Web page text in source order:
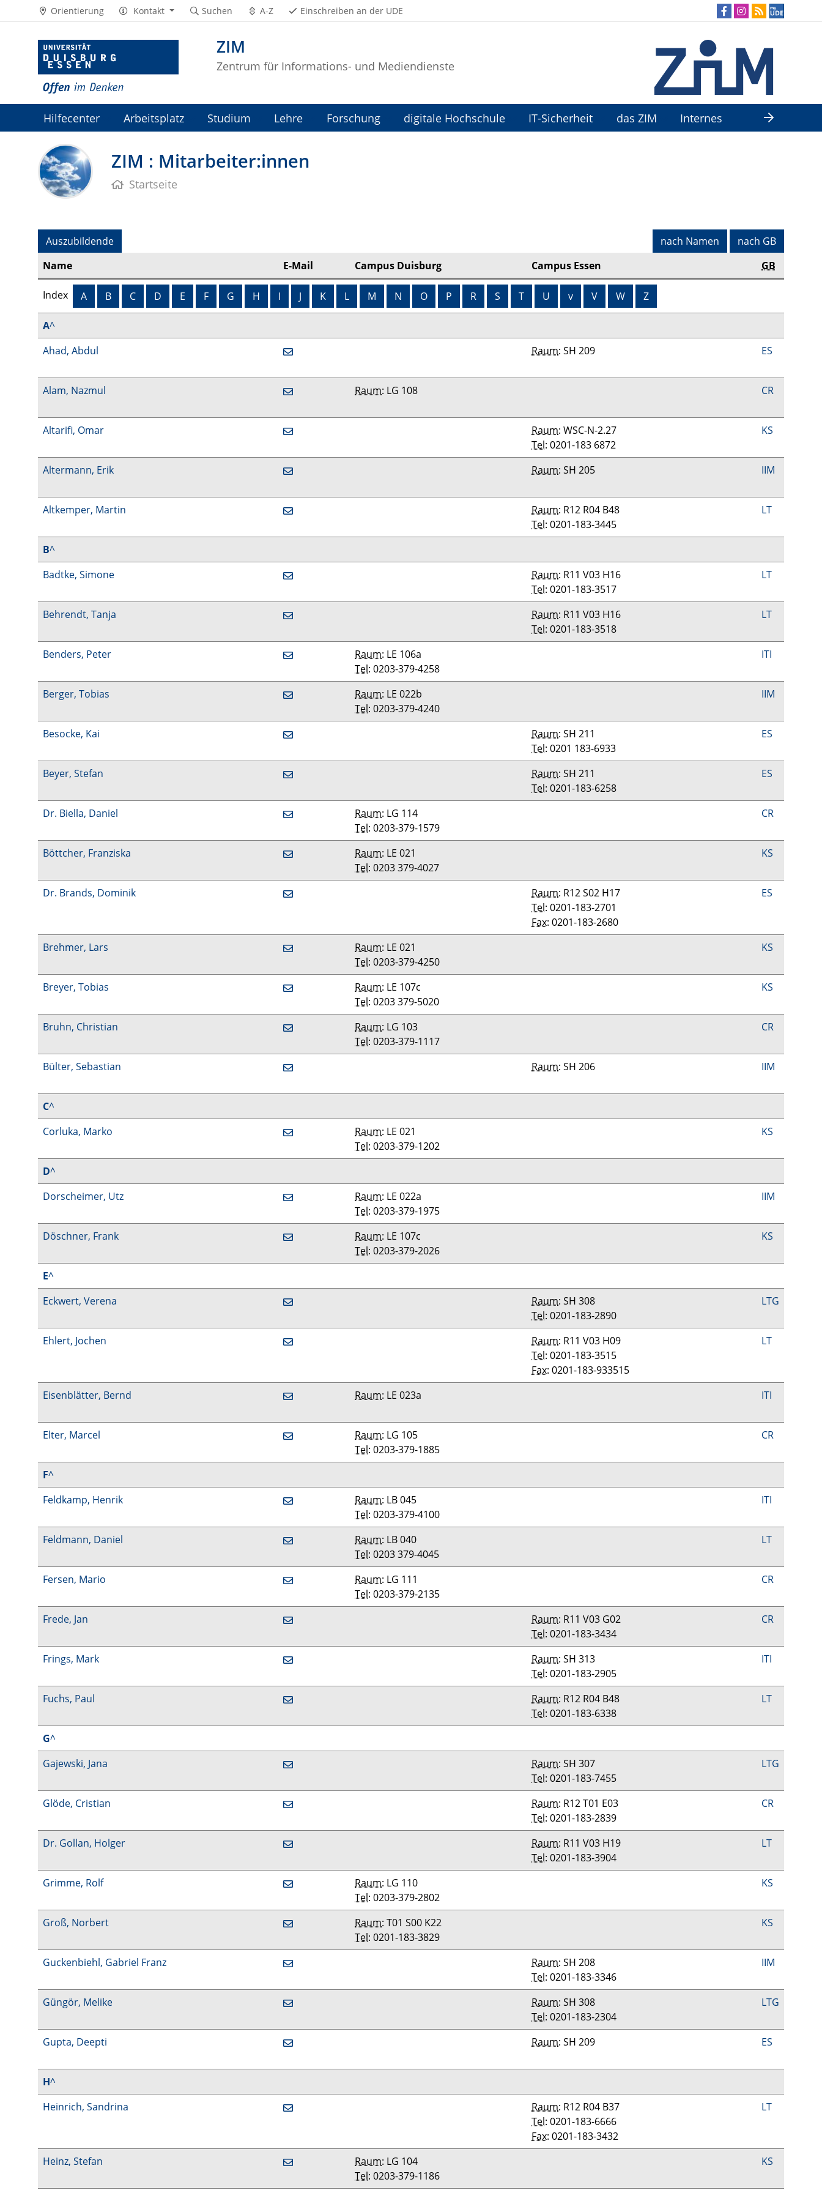
ZIM
Zentrum für Informations- und Mediendienste
Orientierung Kontakt Suchen A-Z Einschreiben an der UDE
Hilfecenter Arbeitsplatz Studium Lehre Forschung digitale Hochschule IT-Sicherheit das ZIM
Internes
ZIM-Intranet
ZIM : Mitarbeiter:innen
Startseite
Auszubildende nach Namen
nach GB
Name
E-­Mail Campus Duisburg Campus Essen GB
Index A B C D E F G H I J K L M N O P R S T U v V W Z
A^
Ahad, Abdul
Raum: SH 209 ES
Alam, Nazmul Raum: LG 108 CR
Altarifi, Omar Raum: WSC-N-2.27
Tel: 0201-183 6872
KS
Altermann, Erik Raum: SH 205 IIM
Altkemper, Martin Raum: R12 R04 B48
Tel: 0201-183-3445
LT
B^
Badtke, Simone
Raum: R11 V03 H16
Tel: 0201-183-3517
LT
Behrendt, Tanja Raum: R11 V03 H16
Tel: 0201-183-3518
LT
Benders, Peter Raum: LE 106a
Tel: 0203-379-4258
ITI
Berger, Tobias Raum: LE 022b
Tel: 0203-379-4240
IIM
Besocke, Kai Raum: SH 211
Tel: 0201 183-6933
ES
Beyer, Stefan Raum: SH 211
Tel: 0201-183-6258
ES
Dr. Biella, Daniel Raum: LG 114
Tel: 0203-379-1579
CR
Böttcher, Franziska Raum: LE 021
Tel: 0203 379-4027
KS
Dr. Brands, Dominik Raum: R12 S02 H17
Tel: 0201-183-2701
Fax: 0201-183-2680
ES
Brehmer, Lars Raum: LE 021
Tel: 0203-379-4250
KS
Breyer, Tobias Raum: LE 107c
Tel: 0203 379-5020
KS
Bruhn, Christian Raum: LG 103
Tel: 0203-379-1117
CR
Bülter, Sebastian Raum: SH 206 IIM
C^
Corluka, Marko
Raum: LE 021
Tel: 0203-379-1202
KS
D^
Dorscheimer, Utz
Raum: LE 022a
Tel: 0203-379-1975
IIM
Döschner, Frank Raum: LE 107c
Tel: 0203-379-2026
KS
E^
Eckwert, Verena
Raum: SH 308
Tel: 0201-183-2890
LTG
Ehlert, Jochen Raum: R11 V03 H09
Tel: 0201-183-3515
Fax: 0201-183-933515
LT
Eisenblätter, Bernd Raum: LE 023a ITI
Elter, Marcel Raum: LG 105
Tel: 0203-379-1885
CR
F^
Feldkamp, Henrik
Raum: LB 045
Tel: 0203-379-4100
ITI
Feldmann, Daniel Raum: LB 040
Tel: 0203 379-4045
LT
Fersen, Mario Raum: LG 111
Tel: 0203-379-2135
CR
Frede, Jan Raum: R11 V03 G02
Tel: 0201-183-3434
CR
Frings, Mark Raum: SH 313
Tel: 0201-183-2905
ITI
Fuchs, Paul Raum: R12 R04 B48
Tel: 0201-183-6338
LT
G^
Gajewski, Jana
Raum: SH 307
Tel: 0201-183-7455
LTG
Glöde, Cristian Raum: R12 T01 E03
Tel: 0201-183-2839
CR
Dr. Gollan, Holger Raum: R11 V03 H19
Tel: 0201-183-3904
LT
Grimme, Rolf Raum: LG 110
Tel: 0203-379-2802
KS
Groß, Norbert Raum: T01 S00 K22
Tel: 0201-183-3829
KS
Guckenbiehl, Gabriel Franz Raum: SH 208
Tel: 0201-183-3346
IIM
Güngör, Melike Raum: SH 308
Tel: 0201-183-2304
LTG
Gupta, Deepti Raum: SH 209 ES
H^
Heinrich, Sandrina
Raum: R12 R04 B37
Tel: 0201-183-6666
Fax: 0201-183-3432
LT
Heinz, Stefan Raum: LG 104
Tel: 0203-379-1186
KS